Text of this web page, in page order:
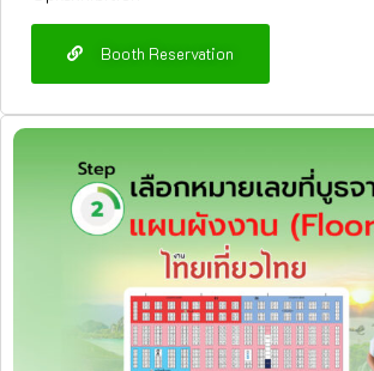
Booth Reservation